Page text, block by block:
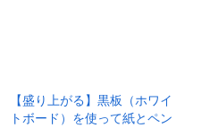
【盛り上がる】黒板（ホワイ
トボード）を使って紙とペン